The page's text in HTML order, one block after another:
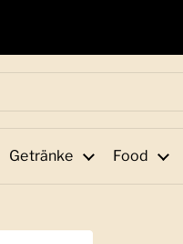
Getränke Food